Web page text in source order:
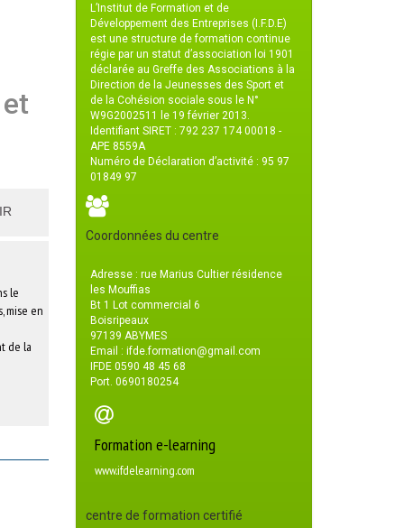
le
mise en
de la
L’Institut de Formation et de
Développement des Entreprises (I.F.D.E)
est une structure de formation continue
régie par un statut d’association loi 1901
déclarée au Greffe des Associations à la
Direction de la Jeunesses des Sport et
de la Cohésion sociale sous le N°
W9G2002511 le 19 février 2013.
Identifiant SIRET : 792 237 174 00018 -
APE 8559A
Numéro de Déclaration d’activité : 95 97
01849 97
Coordonnées du centre
Adresse : rue Marius Cultier résidence
les Mouffias
Bt 1 Lot commercial 6
Boisripeaux
97139 ABYMES
Email : ifde.formation@gmail.com
IFDE 0590 48 45 68
Port. 0690180254
Formation e-learning
www.ifdelearning.com
centre de formation certifié